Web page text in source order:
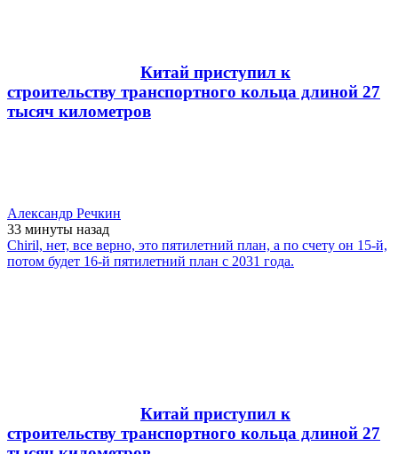
Китай приступил к
строительству транспортного кольца длиной 27
тысяч километров
Александр Речкин
33 минуты назад
Chiril, нет, все верно, это пятилетний план, а по счету он 15-й,
потом будет 16-й пятилетний план с 2031 года.
Китай приступил к
строительству транспортного кольца длиной 27